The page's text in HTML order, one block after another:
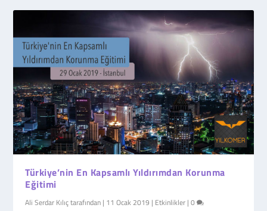
Türkiye’nin En Kapsamlı Yıldırımdan Korunma
Eğitimi
Ali Serdar Kılıçtarafından | 11 Ocak 2019 | Etkinlikler |0